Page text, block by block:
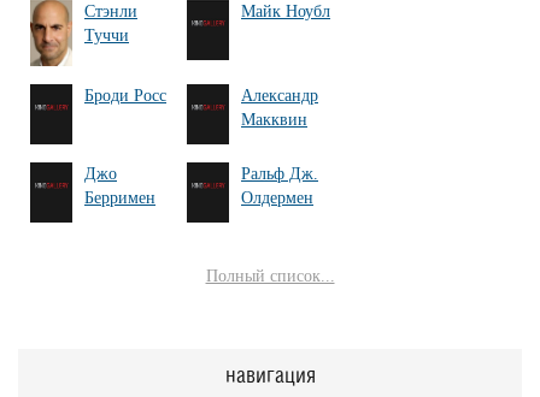
Стэнли
Туччи
Майк Ноубл
Броди Росс
Александр
Макквин
Джо
Берримен
Ральф Дж.
Олдермен
Полный список...
навигация